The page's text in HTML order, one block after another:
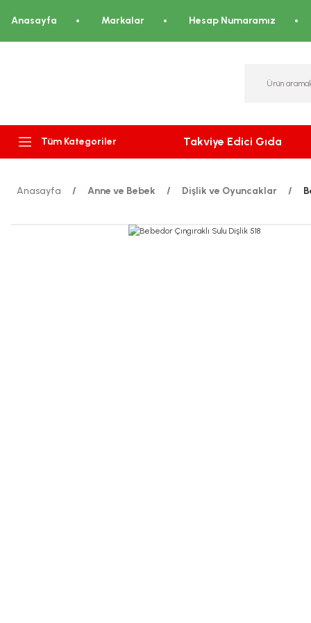
Anasayfa Markalar Hesap Numaramız
Tüm Kategoriler Takviye Edici Gıda
Anasayfa Anne ve Bebek Dişlik ve Oyuncaklar